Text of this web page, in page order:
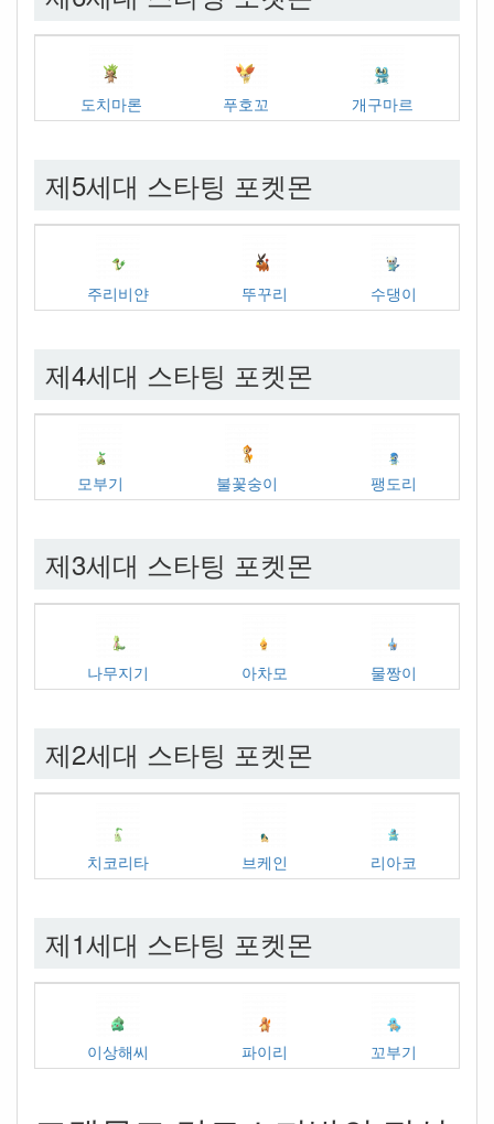
도치마론 푸호꼬 개구마르
제5세대 스타팅 포켓몬
주리비얀 뚜꾸리 수댕이
제4세대 스타팅 포켓몬
모부기 불꽃숭이 팽도리
제3세대 스타팅 포켓몬
나무지기 아차모 물짱이
제2세대 스타팅 포켓몬
치코리타 브케인 리아코
제1세대 스타팅 포켓몬
이상해씨 파이리 꼬부기